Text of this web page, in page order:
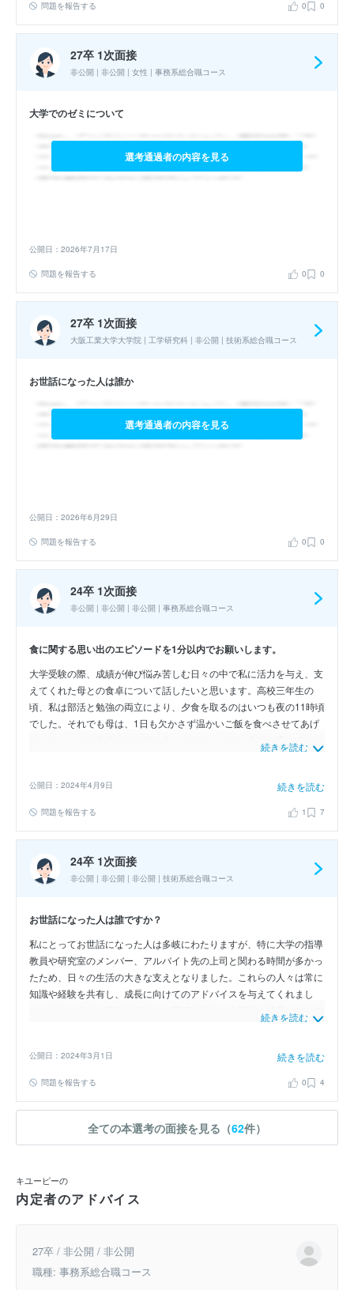
問題を報告する 0 0
27卒 1次面接
非公開 | 非公開 | 女性 | 事務系総合職コース
大学でのゼミについて
選考通過者の内容を見る
公開日：2026年7月17日
問題を報告する 0 0
27卒 1次面接
大阪工業大学大学院 | 工学研究科 | 非公開 | 技術系総合職コース
お世話になった人は誰か
選考通過者の内容を見る
公開日：2026年6月29日
問題を報告する 0 0
24卒 1次面接
非公開 | 非公開 | 非公開 | 事務系総合職コース
食に関する思い出のエピソードを1分以内でお願いします。
大学受験の際、成績が伸び悩み苦しむ日々の中で私に活力を与え、支
えてくれた母との食卓について話したいと思います。高校三年生の
頃、私は部活と勉強の両立により、夕食を取るのはいつも夜の11時頃
でした。それでも母は、1日も欠かさず温かいご飯を食べさせてあげ
たいといつも出来立てのご飯を作ってくれ、一緒に食卓に座ってくれ
ました。苦しい受験勉強を耐え抜けたのは、おいしい母のご飯と常に
続きを読む
公開日：2024年4月9日 続きを読む
問題を報告する 1 7
24卒 1次面接
非公開 | 非公開 | 非公開 | 技術系総合職コース
お世話になった人は誰ですか？
私にとってお世話になった人は多岐にわたりますが、特に大学の指導
教員や研究室のメンバー、アルバイト先の上司と関わる時間が多かっ
たため、日々の生活の大きな支えとなりました。これらの人々は常に
知識や経験を共有し、成長に向けてのアドバイスを与えてくれまし
た。また、友人や家族も励ましと理解を与え、人間的な成長において
欠かせない存在でした。感謝の気持ちを胸に、これからも彼らの影響
続きを読む
公開日：2024年3月1日 続きを読む
問題を報告する 0 4
全ての本選考の面接を見る（62件）
キユーピーの
内定者のアドバイス
27卒 / 非公開 / 非公開
職種: 事務系総合職コース